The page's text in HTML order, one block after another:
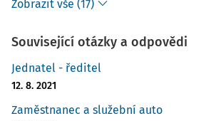
Zobrazit vše (17)
Související otázky a odpovědi
Jednatel - ředitel
12. 8. 2021
Zaměstnanec a služební auto